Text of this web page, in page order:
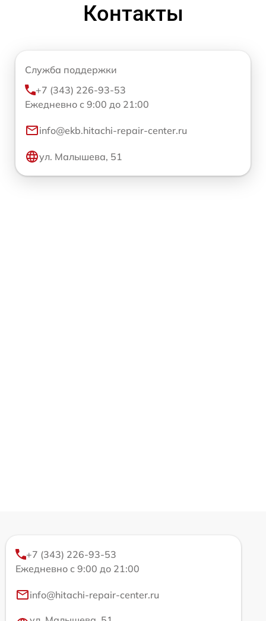
Контакты
Служба поддержки
+7 (343) 226-93-53
Ежедневно с 9:00 до 21:00
info@ekb.hitachi-repair-center.ru
ул. Малышева, 51
+7 (343) 226-93-53
Ежедневно с 9:00 до 21:00
info@hitachi-repair-center.ru